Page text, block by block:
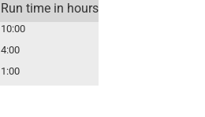
Run time in hours
10:00
4:00
1:00